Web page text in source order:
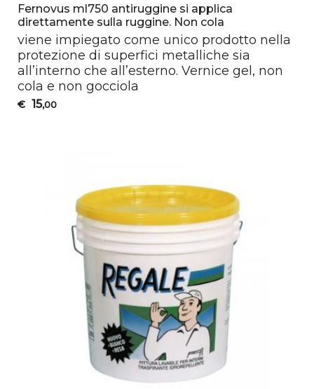
Fernovus ml750 antiruggine si applica
direttamente sulla ruggine. Non cola
viene impiegato come unico prodotto nella
protezione di superfici metalliche sia
all’interno che all’esterno. Vernice gel, non
cola e non gocciola
€ 15,00